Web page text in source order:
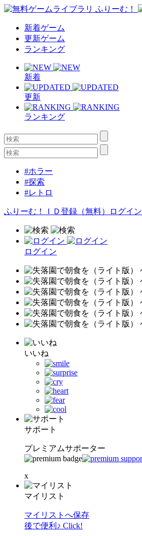
新着ゲーム
更新ゲーム
ランキング
新着
更新
ランキング
#ホラー
#探索
#レトロ
ふりーむ！ＩＤ登録（無料） ログイン
ログイン
いいね
サポート
プレミアムサポーター
x
マイリスト
マイリストへ保存
後で便利♪ Click!